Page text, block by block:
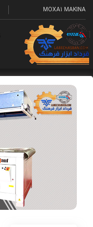
MOXA1 MAKINA